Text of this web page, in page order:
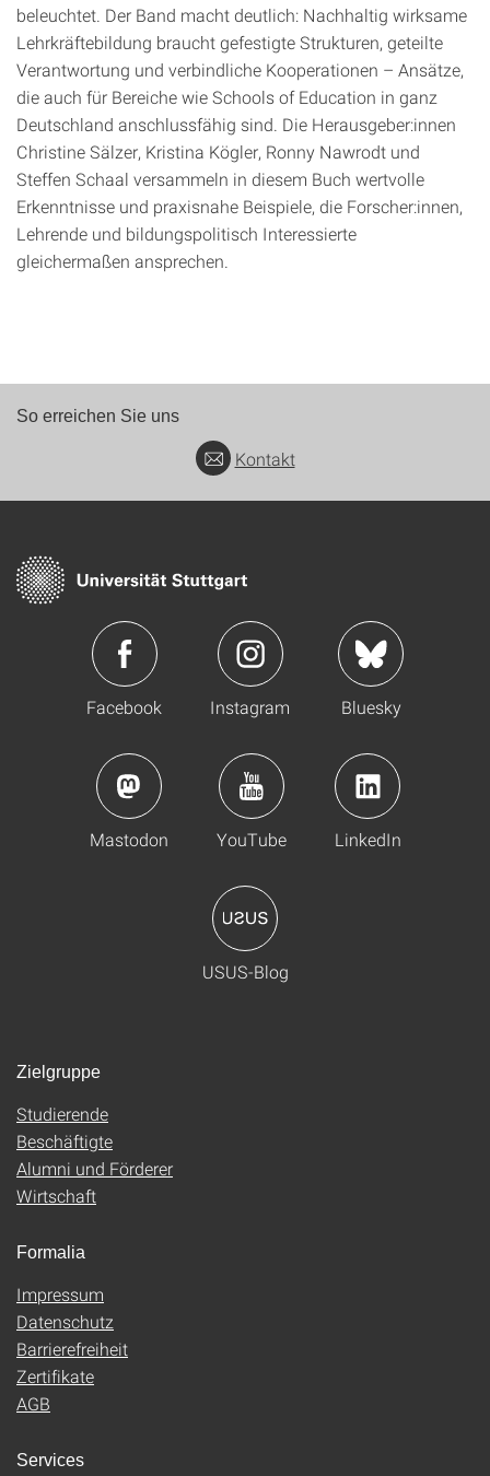
beleuchtet. Der Band macht deutlich: Nachhaltig wirksame
Lehrkräftebildung braucht gefestigte Strukturen, geteilte
Verantwortung und verbindliche Kooperationen – Ansätze,
die auch für Bereiche wie Schools of Education in ganz
Deutschland anschlussfähig sind. Die Herausgeber:innen
Christine Sälzer, Kristina Kögler, Ronny Nawrodt und
Steffen Schaal versammeln in diesem Buch wertvolle
Erkenntnisse und praxisnahe Beispiele, die Forscher:innen,
Lehrende und bildungspolitisch Interessierte
gleichermaßen ansprechen.
So erreichen Sie uns
Kontakt
Facebook Instagram Bluesky
Mastodon YouTube LinkedIn
USUS-Blog
Zielgruppe
Studierende
Beschäftigte
Alumni und Förderer
Wirtschaft
Formalia
Impressum
Datenschutz
Barrierefreiheit
Zertifikate
AGB
Services